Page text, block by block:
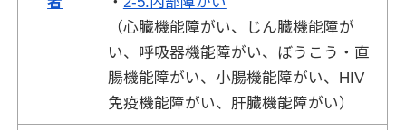
（心臓機能障がい、じん臓機能障が
い、呼吸器機能障がい、ぼうこう・直
腸機能障がい、小腸機能障がい、HIV
免疫機能障がい、肝臓機能障がい）